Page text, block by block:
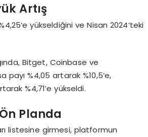
k Artış
yükseldiğini ve Nisan 2024’teki
Bitget, Coinbase ve
%4,05 artarak %10,5’e,
%4,71’e yükseldi.
n Planda
listesine girmesi, platformun